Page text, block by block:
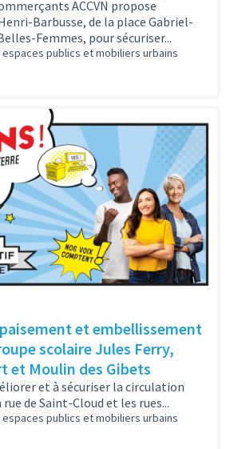
ACCVN propose
Barbusse, de la place Gabriel-
Femmes, pour sécuriser...
publics et mobiliers urbains
et embellissement
scolaire Jules Ferry,
et Moulin des Gibets
et à sécuriser la circulation
de Saint-Cloud et les rues...
publics et mobiliers urbains